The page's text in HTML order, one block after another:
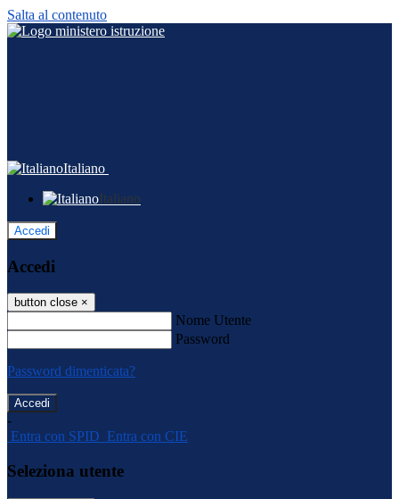
Salta al contenuto
Italiano
Italiano
Accedi
Accedi
button close ×
Nome Utente
Password
Password dimenticata?
-
Entra con SPID Entra con CIE
Seleziona utente